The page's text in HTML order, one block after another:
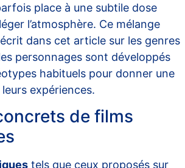
place à une subtile dose
l’atmosphère. Ce mélange
dans cet article sur les genres
personnages sont développés
habituels pour donner une
expériences.
de films
tels que ceux proposés sur